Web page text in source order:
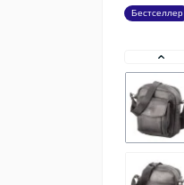
Бестселлер